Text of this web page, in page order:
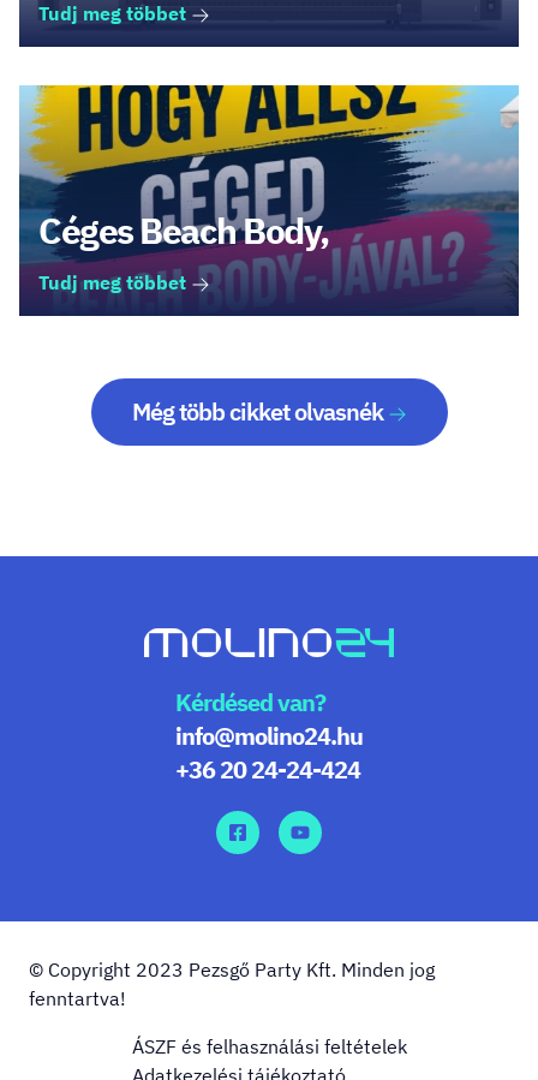
Tudj meg többet
Céges Beach Body,
Tudj meg többet
Még több cikket olvasnék
Kérdésed van?
info@molino24.hu
+36 20 24-24-424
© Copyright 2023 Pezsgő Party Kft. Minden jog
fenntartva!
ÁSZF és felhasználási feltételek
Adatkezelési tájékoztató